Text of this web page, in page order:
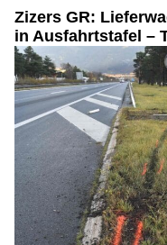
Zizers GR:
in Ausfahrtstafel –